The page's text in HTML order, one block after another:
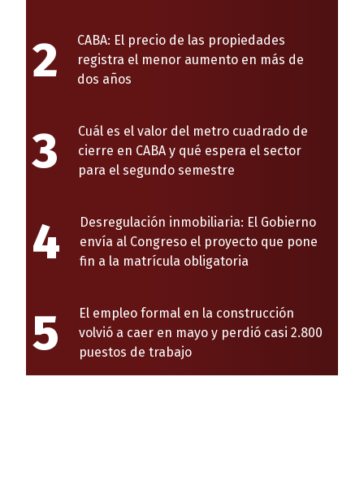
2
CABA: El precio de las propiedades
registra el menor aumento en más de
dos años
3
Cuál es el valor del metro cuadrado de
cierre en CABA y qué espera el sector
para el segundo semestre
4
Desregulación inmobiliaria: El Gobierno
envía al Congreso el proyecto que pone
fin a la matrícula obligatoria
5
El empleo formal en la construcción
volvió a caer en mayo y perdió casi 2.800
puestos de trabajo